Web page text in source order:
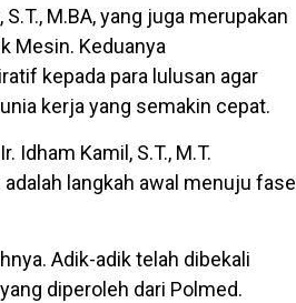
M.BA, yang juga merupakan
Mesin. Keduanya
kepada para lulusan agar
kerja yang semakin cepat.
Idham Kamil, S.T., M.T.
adalah langkah awal menuju fase
Adik-adik telah dibekali
diperoleh dari Polmed.